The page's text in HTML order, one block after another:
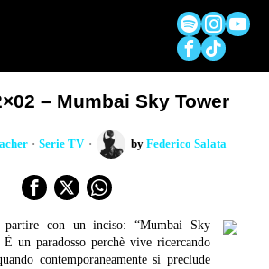
– Mumbai Sky Tower
· Serie TV by Federico Salata
partire con un inciso: “Mumbai Sky
un paradosso perchè vive ricercando
contemporaneamente si preclude